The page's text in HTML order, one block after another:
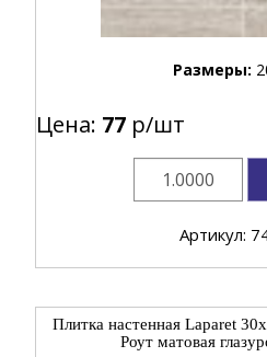
Размеры:
Цена: 77р/шт
Артикул:
Плитка настенная Laparet
Роут матовая